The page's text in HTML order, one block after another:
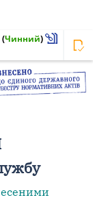
(Чинний)